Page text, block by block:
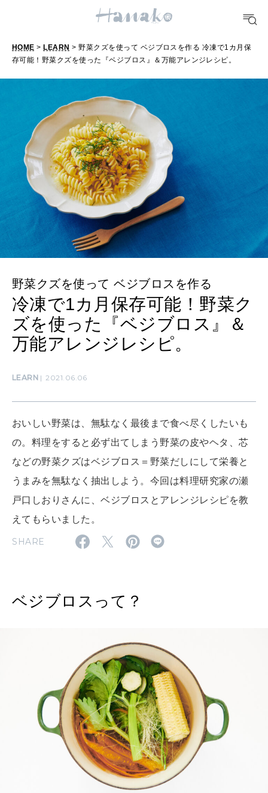
FORTUNE
明日のわたし
[12星座別] Monthly Love Holoscope
女神まり愛のタロットメッセージ
算命学がわかる今月のあなた
HEALTH
自分にやさしく
LEARN
知る、考える
MAMA
ママもいろいろ
SUSTAINABLE
わたしができること
CULTURE
いい人生って？
特集
2026年8月号『お茶の時間です。』
2026年6月号「大銀座 トレンドが生まれる 新しい一流店へ。」
2026年4月号「未来をつくる、学びの教科書。」
2026年3月号「スイーツ予想図 2026」
2026年2月号「良運を掴む 新・開運術。」
2026年1月号「猫がいれば、幸せ」
2025年12月号「お酒の新常識。」
HOME > LEARN > 野菜クズを使って ベジブロスを作る 冷凍で1カ月保
存可能！野菜クズを使った『ベジブロス』＆万能アレンジレシピ。
野菜クズを使って ベジブロスを作る
冷凍で1カ月保存可能！野菜ク
ズを使った『ベジブロス』＆
万能アレンジレシピ。
LEARN 2021.06.06
おいしい野菜は、無駄なく最後まで食べ尽くしたいも
の。料理をすると必ず出てしまう野菜の皮やヘタ、芯
などの野菜クズはベジブロス＝野菜だしにして栄養と
うまみを無駄なく抽出しよう。今回は料理研究家の瀬
戸口しおりさんに、ベジブロスとアレンジレシピを教
えてもらいました。
SHARE
ベジブロスって？